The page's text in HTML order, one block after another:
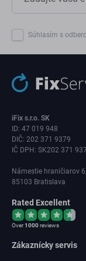
Súhlasím s
iFix s.r.o. SK
ID: 47 019 948
DIČ: 202 371 9379
IČ DPH: SK202 371
Námestie hraničiarov
85103 Bratislava
Rated Excellent
Over1000reviews
Zákaznícky servis